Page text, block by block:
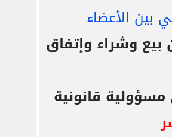
بين الأعضاء
وشراء وإتفاق
مسؤولية قانونية